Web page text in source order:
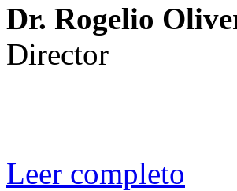
Dr. Rogelio
Director
Leer completo